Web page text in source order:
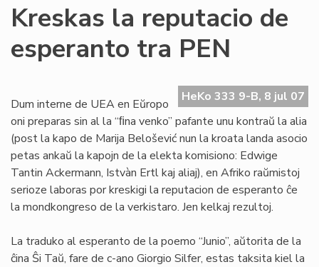
Kreskas la reputacio de
esperanto tra PEN
HeKo 333 9-B, 8 jul 07
Dum interne de UEA en Eŭropo
oni preparas sin al la “ﬁna venko” pafante unu kontraŭ la alia
(post la kapo de Marija Belošević nun la kroata landa asocio
petas ankaŭ la kapojn de la elekta komisiono: Edwige
Tantin Ackermann, Istvàn Ertl kaj aliaj), en Afriko raŭmistoj
serioze laboras por kreskigi la reputacion de esperanto ĉe
la mondkongreso de la verkistaro. Jen kelkaj rezultoj.
La traduko al esperanto de la poemo “Junio”, aŭtorita de la
ĉina Ŝi Taŭ, fare de c-ano Giorgio Silfer, estas taksita kiel la